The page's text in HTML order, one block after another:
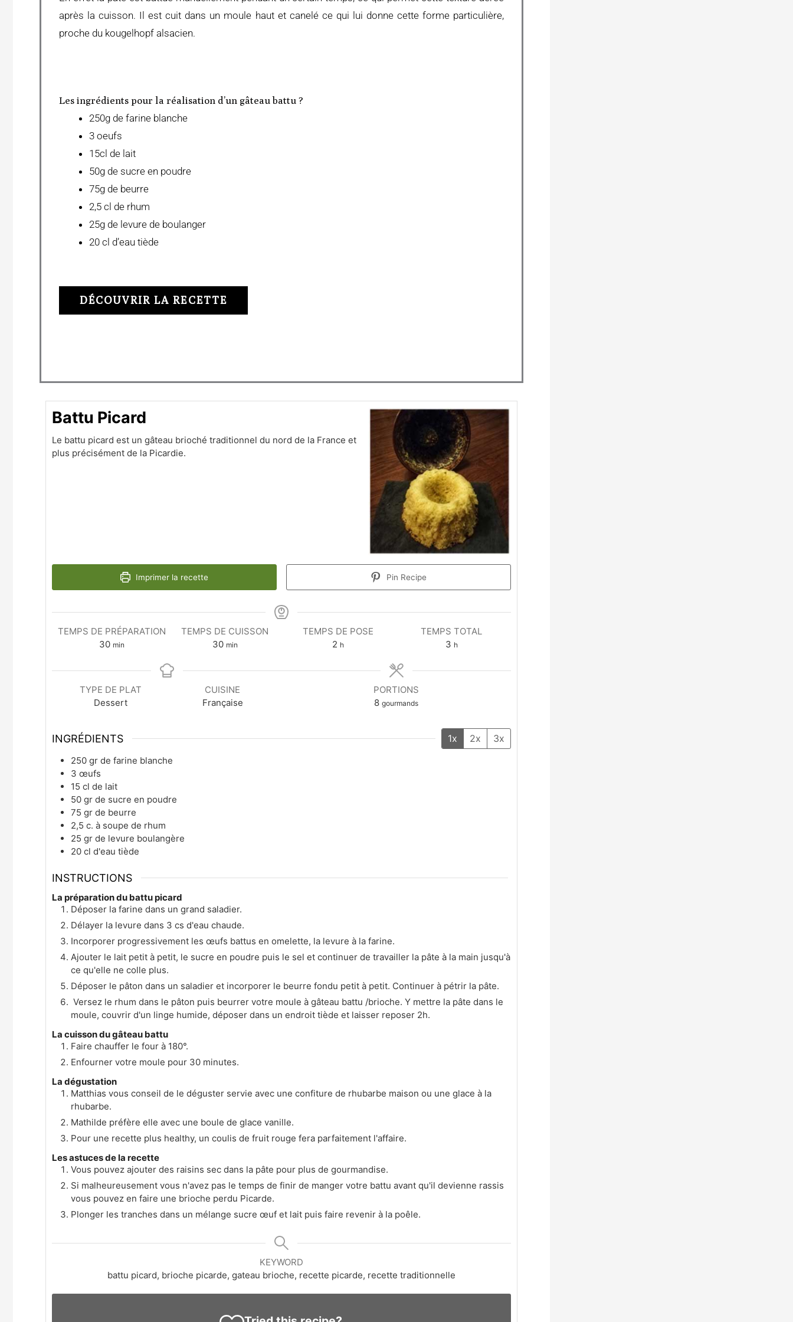
après la cuisson. Il est cuit dans un moule haut et canelé ce qui lui donne cette forme particulière,
proche du kougelhopf alsacien.
Les ingrédients pour la réalisation d’un gâteau battu ?
250g de farine blanche
3 oeufs
15cl de lait
50g de sucre en poudre
75g de beurre
2,5 cl de rhum
25g de levure de boulanger
20 cl d’eau tiède
DÉCOUVRIR LA RECETTE
Battu Picard
Le battu picard est un gâteau brioché traditionnel du nord de la France et
plus précisément de la Picardie.
Imprimer la recette Pin Recipe
TEMPS DE PRÉPARATION
30 min
TEMPS DE CUISSON
30 min
TEMPS DE POSE
2 h
TEMPS TOTAL
3 h
TYPE DE PLAT
Dessert
CUISINE
Française
PORTIONS
8 gourmands
INGRÉDIENTS 1x 2x 3x
250 gr de farine blanche
3 œufs
15 cl de lait
50 gr de sucre en poudre
75 gr de beurre
2,5 c. à soupe de rhum
25 gr de levure boulangère
20 cl d'eau tiède
INSTRUCTIONS
La préparation du battu picard
Déposer la farine dans un grand saladier.
Délayer la levure dans 3 cs d'eau chaude.
Incorporer progressivement les œufs battus en omelette, la levure à la farine.
Ajouter le lait petit à petit, le sucre en poudre puis le sel et continuer de travailler la pâte à la main jusqu'à
ce qu'elle ne colle plus.
Déposer le pâton dans un saladier et incorporer le beurre fondu petit à petit. Continuer à pétrir la pâte.
Versez le rhum dans le pâton puis beurrer votre moule à gâteau battu /brioche. Y mettre la pâte dans le
moule, couvrir d'un linge humide, déposer dans un endroit tiède et laisser reposer 2h.
La cuisson du gâteau battu
Faire chauffer le four à 180°.
Enfourner votre moule pour 30 minutes.
La dégustation
Matthias vous conseil de le déguster servie avec une confiture de rhubarbe maison ou une glace à la
rhubarbe.
Mathilde préfère elle avec une boule de glace vanille.
Pour une recette plus healthy, un coulis de fruit rouge fera parfaitement l'affaire.
Les astuces de la recette
Vous pouvez ajouter des raisins sec dans la pâte pour plus de gourmandise.
Si malheureusement vous n'avez pas le temps de finir de manger votre battu avant qu'il devienne rassis
vous pouvez en faire une brioche perdu Picarde.
Plonger les tranches dans un mélange sucre œuf et lait puis faire revenir à la poêle.
KEYWORD
battu picard, brioche picarde, gateau brioche, recette picarde, recette traditionnelle